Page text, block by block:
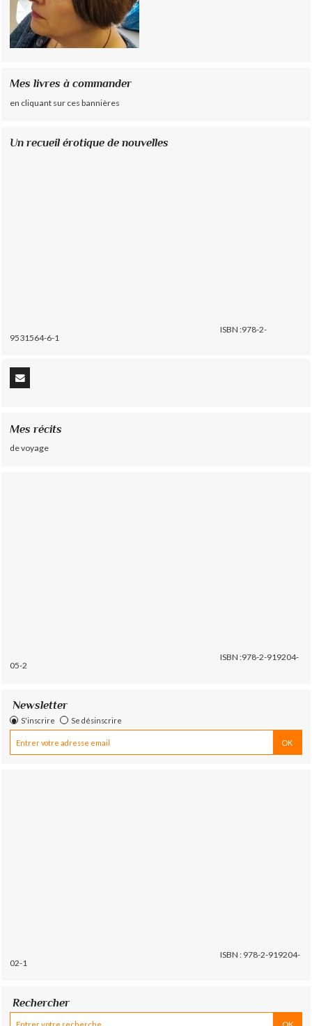
Mes livres à commander
en cliquant sur ces bannières
Un recueil érotique de nouvelles
ISBN :978-2-
9531564-6-1
Mes récits
de voyage
ISBN :978-2-919204-
05-2
Newsletter
S'inscrire Se désinscrire
ISBN : 978-2-919204-
02-1
Rechercher